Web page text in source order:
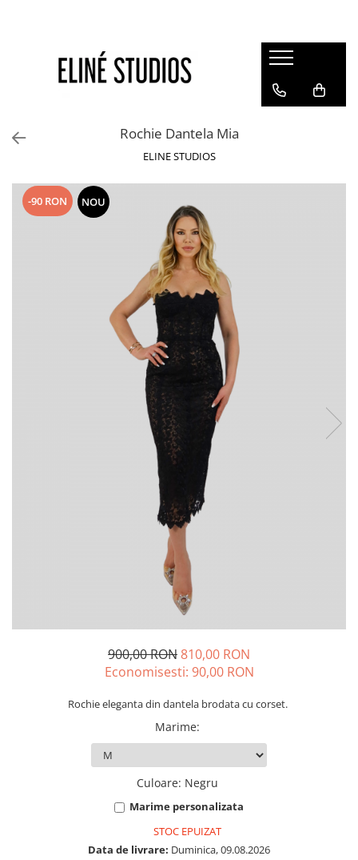
Best Sellers
Rochii
Pantaloni
Fuste
Rochie Dantela Mia
ELINE STUDIOS
-90 RON NOU
900,00 RON810,00 RON
Economisesti: 90,00 RON
Rochie eleganta din dantela brodata cu corset.
Marime:
Culoare: Negru
Marime personalizata
STOC EPUIZAT
Data de livrare: Duminica, 09.08.2026